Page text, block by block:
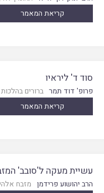
קריאת המאמר
סוד ד' ליראיו
פרופ' דוד תמר ברורים
קריאת המאמר
עשיית מעקה ל'סובב'
הרב יהושוע פרידמן מזבח